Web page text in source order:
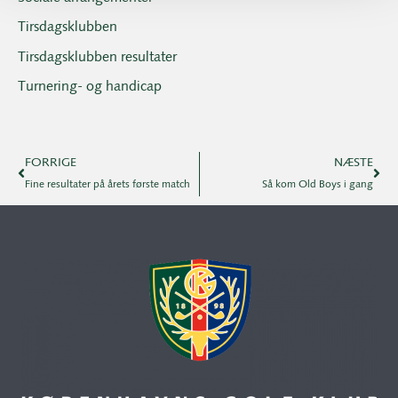
Tirsdagsklubben
Tirsdagsklubben resultater
Turnering- og handicap
FORRIGE
Fine resultater på årets første match
NÆSTE
Så kom Old Boys i gang